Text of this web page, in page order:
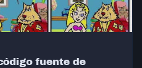
fuente de